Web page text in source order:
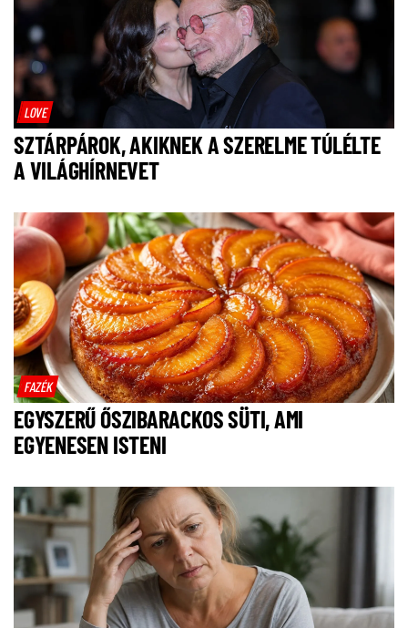
LOVE
SZTÁRPÁROK, AKIKNEK A SZERELME TÚLÉLTE
A VILÁGHÍRNEVET
FAZÉK
EGYSZERŰ ŐSZIBARACKOS SÜTI, AMI
EGYENESEN ISTENI